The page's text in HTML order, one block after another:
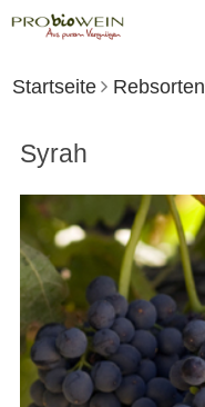
Startseite Rebsorten
Syrah